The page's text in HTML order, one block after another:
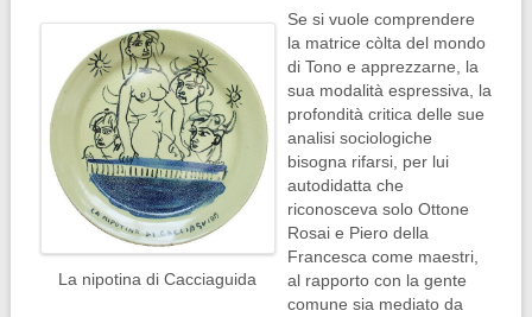
La nipotina di Cacciaguida
Se si vuole comprendere
la matrice còlta del mondo
di Tono e apprezzarne, la
sua modalità espressiva, la
profondità critica delle sue
analisi sociologiche
bisogna rifarsi, per lui
autodidatta che
riconosceva solo Ottone
Rosai e Piero della
Francesca come maestri,
al rapporto con la gente
comune sia mediato da